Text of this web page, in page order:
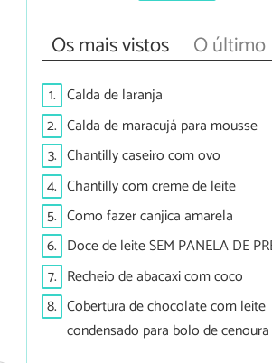
Os mais vistos O último
1. Calda de laranja
2. Calda de maracujá para mousse
3. Chantilly caseiro com ovo
4. Chantilly com creme de leite
5. Como fazer canjica amarela
6. Doce de leite SEM PANELA DE
7. Recheio de abacaxi com coco
8. Cobertura de chocolate com leite
condensado para bolo de cenoura